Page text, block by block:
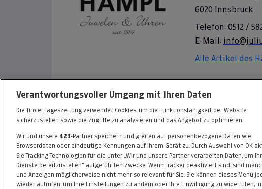
6020 Innsbruck
Telefon: 0512 /
E-Mail:
Alle Artikel des
FAQ HILFE IMPRESSUM AGB
Verantwortungsvoller Umgang mit Ihren Daten
Die Tiroler Tageszeitung verwendet Cookies, um die Funktionsfähigkeit der Website
sicherzustellen sowie die Zugriffe zu analysieren und das Angebot zu optimieren.
Wir und unsere 423-Partner speichern und greifen auf personenbezogene Daten wie
Browserdaten oder eindeutige Kennungen auf Ihrem Gerät zu. Durch Auswahl von OK
Sie Tracking-Technologien für die unter „Wir und unsere Partner verarbeiten Daten, um
Dienste bereitzustellen“ aufgeführten Zwecke. Wenn Tracker deaktiviert sind, sind
und Anzeigen möglicherweise nicht mehr so relevant für Sie. Sie können dieses Menü
wieder aufrufen, um Ihre Einstellungen zu ändern oder Ihre Einwilligung zu widerrufen,